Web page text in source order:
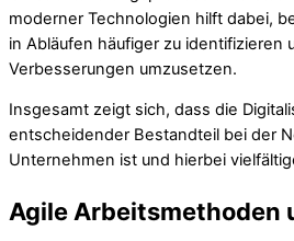
moderner Technologien hilft dabei,
in Abläufen häufiger zu identifizieren
Verbesserungen umzusetzen.
Insgesamt zeigt sich, dass die
entscheidender Bestandteil bei der
Unternehmen ist und hierbei
Agile Arbeitsmethoden